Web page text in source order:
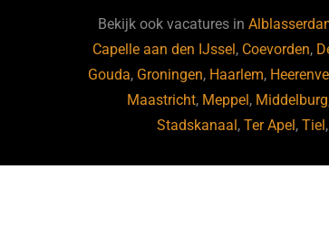
o
k
Bekijk ook vacatures in
Capelle aan den IJssel , Coevorden,
Gouda, Groningen, Haarlem,
Maastricht, Meppel , Middelburg
Stadskanaal , Ter Apel , Tiel ,